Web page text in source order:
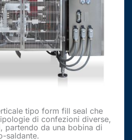
tipo form fill seal che
di confezioni diverse,
partendo da una bobina di
saldante.